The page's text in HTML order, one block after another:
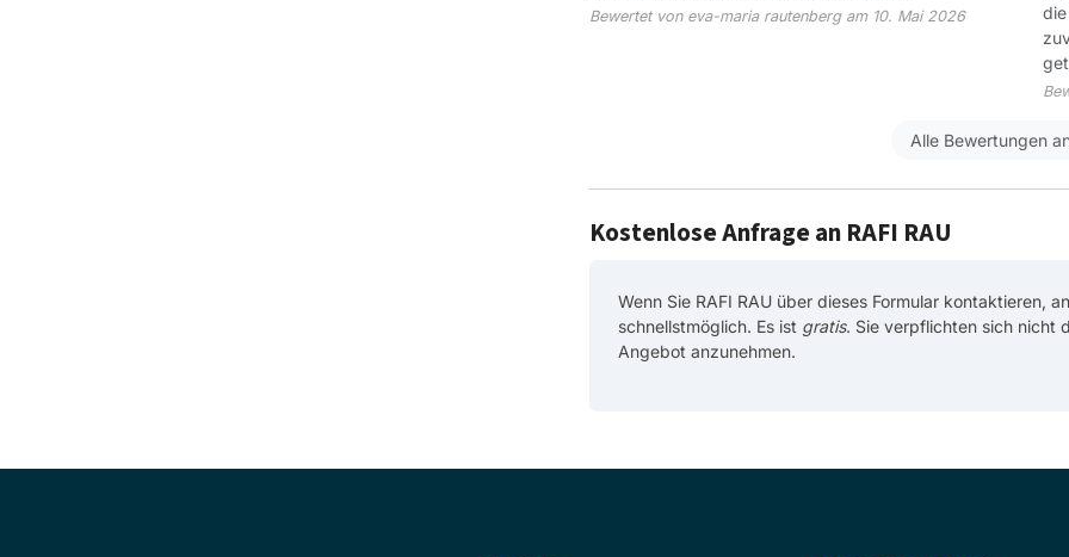
Bewertet von eva-maria rautenberg am 10. Mai 2026
Alle Bewertungen
Kostenlose Anfrage an RAFI RAU
Wenn Sie RAFI RAU über dieses Formular kontaktieren,
schnellstmöglich. Es ist gratis. Sie verpflichten sich nicht
Angebot anzunehmen.